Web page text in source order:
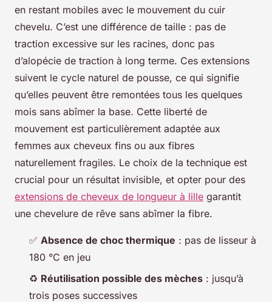
en restant mobiles avec le mouvement du cuir
chevelu. C’est une différence de taille : pas de
traction excessive sur les racines, donc pas
d’alopécie de traction à long terme. Ces extensions
suivent le cycle naturel de pousse, ce qui signifie
qu’elles peuvent être remontées tous les quelques
mois sans abîmer la base. Cette liberté de
mouvement est particulièrement adaptée aux
femmes aux cheveux fins ou aux fibres
naturellement fragiles. Le choix de la technique est
crucial pour un résultat invisible, et opter pour des
extensions de cheveux de longueur à lille garantit
une chevelure de rêve sans abîmer la fibre.
✅ Absence de choc thermique : pas de lisseur à
180 °C en jeu
♻️ Réutilisation possible des mèches : jusqu’à
trois poses successives